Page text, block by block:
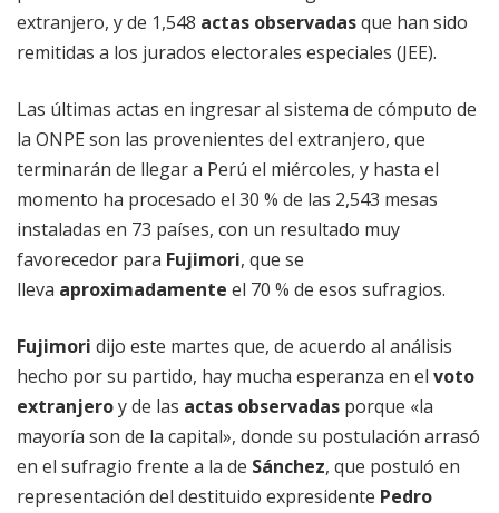
extranjero, y de 1,548 actas observadasque han sido
remitidas a los jurados electorales especiales (JEE).
Las últimas actas en ingresar al sistema de cómputo de
la ONPE son las provenientes del extranjero, que
terminarán de llegar a Perú el miércoles, y hasta el
momento ha procesado el 30 % de las 2,543 mesas
instaladas en 73 países, con un resultado muy
favorecedor para Fujimori, que se
lleva aproximadamente el 70 % de esos sufragios.
Fujimori dijo este martes que, de acuerdo al análisis
hecho por su partido, hay mucha esperanza en el voto
extranjeroy de las actas observadas porque «la
mayoría son de la capital», donde su postulación arrasó
en el sufragio frente a la de Sánchez, que postuló en
representación del destituido expresidente Pedro